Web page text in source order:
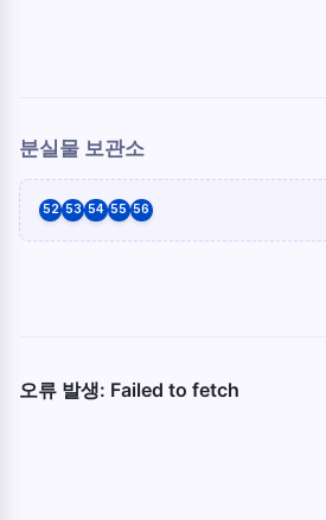
분실물 보관소
52 53 54 55 56